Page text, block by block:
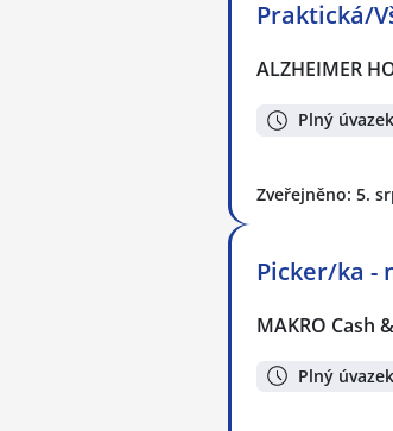
Praktická/
ALZHEIMER
Plný úvazek
Zveřejněno: 5.
Picker/ka -
MAKRO Cash
Plný úvazek